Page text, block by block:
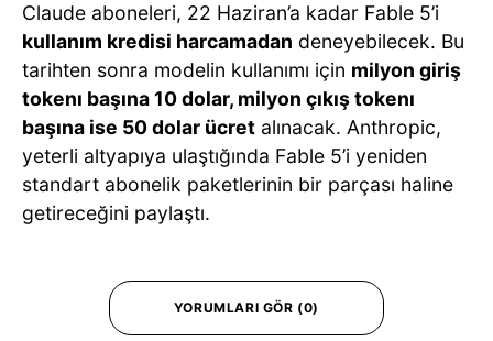
Claude aboneleri, 22 Haziran’a kadar Fable 5’i
kullanım kredisi harcamadan deneyebilecek. Bu
tarihten sonra modelin kullanımı için milyon giriş
tokenı başına 10 dolar, milyon çıkış tokenı
başına ise 50 dolar ücret alınacak. Anthropic,
yeterli altyapıya ulaştığında Fable 5’i yeniden
standart abonelik paketlerinin bir parçası haline
getireceğini paylaştı.
YORUMLARI GÖR (0)